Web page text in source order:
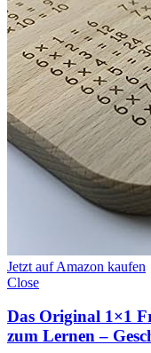
Jetzt auf Amazon kaufen
Close
Das Original 1×1
zum Lernen –